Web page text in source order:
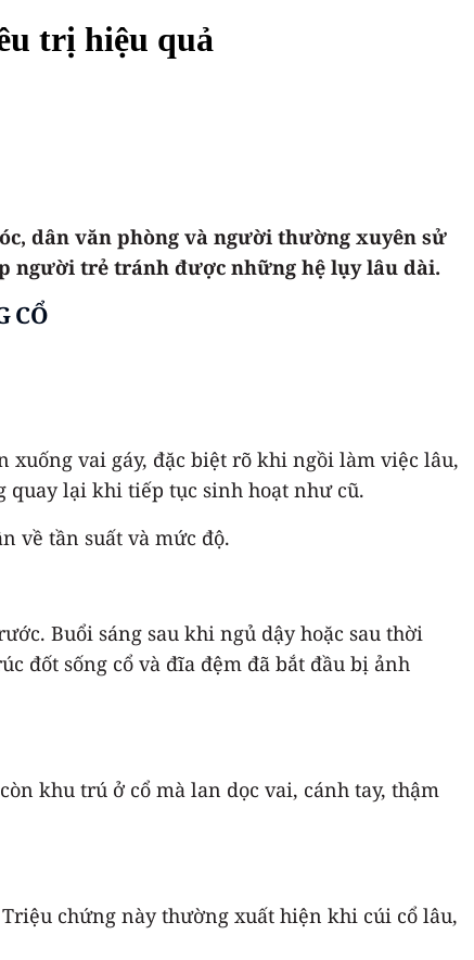
trị hiệu quả
dân văn phòng và người thường xuyên sử
người trẻ tránh được những hệ lụy lâu dài.
CỔ
vai gáy, đặc biệt rõ khi ngồi làm việc lâu,
quay lại khi tiếp tục sinh hoạt như cũ.
về tần suất và mức độ.
Buổi sáng sau khi ngủ dậy hoặc sau thời
đốt sống cổ và đĩa đệm đã bắt đầu bị ảnh
khu trú ở cổ mà lan dọc vai, cánh tay, thậm
chứng này thường xuất hiện khi cúi cổ lâu,